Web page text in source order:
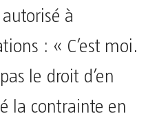
à
: « C’est moi.
le droit d’en
la contrainte en